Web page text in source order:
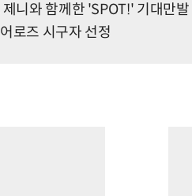
니와 함께한 'SPOT!' 기대만발
로즈 시구자 선정